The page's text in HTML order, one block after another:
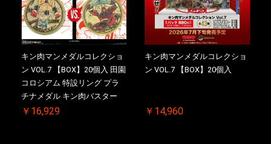
キン肉マンメダルコレクショ
ン VOL.7 【BOX】20個入 田園
コロシアム 特設リング プラ
チナメダル キン肉バスター
VS. キン肉バスターやぶり 初
￥16,929
キン肉マンメダルコレクショ
ン VOL.7 【BOX】20個入
￥14,960